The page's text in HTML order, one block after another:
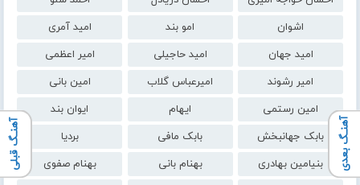
اشوان
امو بند
امید آمری
امید جهان
امید حاجیلی
امیر اعظمی
امیر رشوند
امیرعباس گلاب
امین بانی
امین رستمی
ایهام
ایوان بند
بابک جهانبخش
بابک مافی
بردیا
بنیامین بهادری
بهنام بانی
بهنام صفوی
آهنـگ بعدی آهنـگ قبلی